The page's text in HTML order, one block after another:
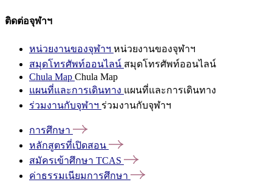
ติดต่อจุฬาฯ
หน่วยงานของจุฬาฯ หน่วยงานของจุฬาฯ
สมุดโทรศัพท์ออนไลน์ สมุดโทรศัพท์ออนไลน์
Chula Map Chula Map
แผนที่และการเดินทาง แผนที่และการเดินทาง
ร่วมงานกับจุฬาฯ ร่วมงานกับจุฬาฯ
การศึกษา
หลักสูตรที่เปิดสอน
สมัครเข้าศึกษา TCAS
ค่าธรรมเนียมการศึกษา